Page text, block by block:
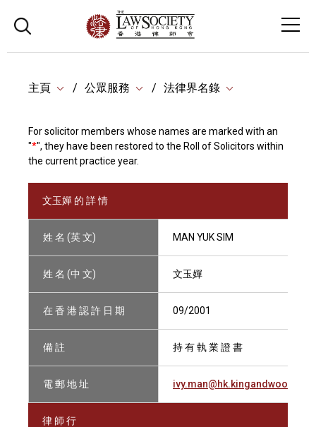
主頁 公眾服務 法律界名錄
For solicitor members whose names are marked with an
"*", they have been restored to the Roll of Solicitors within
the current practice year.
文玉嬋 的 詳 情
姓 名 (英 文) MAN YUK SIM
姓 名 (中 文) 文玉嬋
在 香 港 認 許 日 期 09/2001
備 註 持 有 執 業 證 書
電 郵 地 址
律 師 行